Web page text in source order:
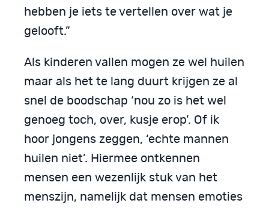
hebben je iets te vertellen over wat je
gelooft.”
Als kinderen vallen mogen ze wel huilen
maar als het te lang duurt krijgen ze al
snel de boodschap ‘nou zo is het wel
genoeg toch, over, kusje erop’. Of ik
hoor jongens zeggen, ‘echte mannen
huilen niet’. Hiermee ontkennen
mensen een wezenlijk stuk van het
menszijn, namelijk dat mensen emoties